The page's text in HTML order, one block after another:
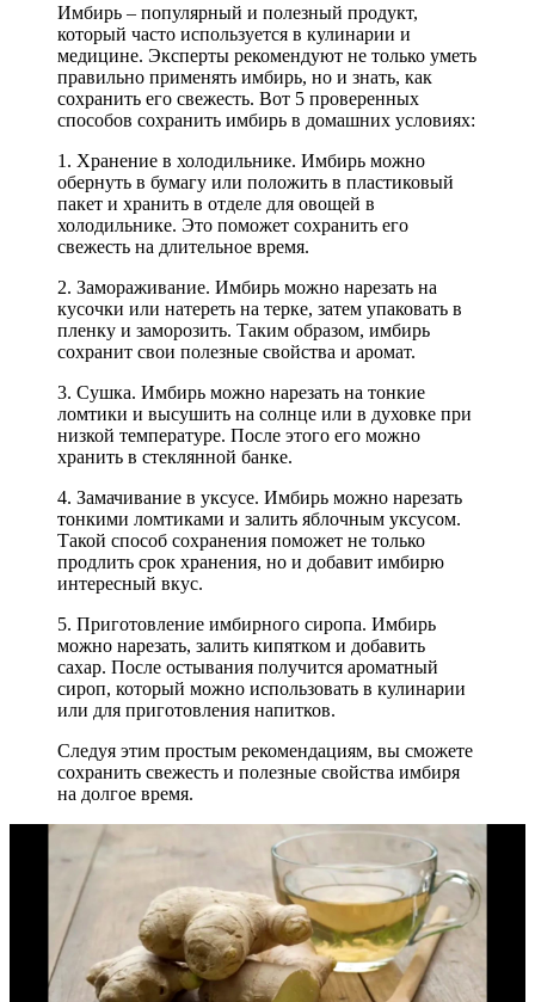
Имбирь – популярный и полезный продукт,
который часто используется в кулинарии и
медицине. Эксперты рекомендуют не только уметь
правильно применять имбирь, но и знать, как
сохранить его свежесть. Вот 5 проверенных
способов сохранить имбирь в домашних условиях:
1. Хранение в холодильнике. Имбирь можно
обернуть в бумагу или положить в пластиковый
пакет и хранить в отделе для овощей в
холодильнике. Это поможет сохранить его
свежесть на длительное время.
2. Замораживание. Имбирь можно нарезать на
кусочки или натереть на терке, затем упаковать в
пленку и заморозить. Таким образом, имбирь
сохранит свои полезные свойства и аромат.
3. Сушка. Имбирь можно нарезать на тонкие
ломтики и высушить на солнце или в духовке при
низкой температуре. После этого его можно
хранить в стеклянной банке.
4. Замачивание в уксусе. Имбирь можно нарезать
тонкими ломтиками и залить яблочным уксусом.
Такой способ сохранения поможет не только
продлить срок хранения, но и добавит имбирю
интересный вкус.
5. Приготовление имбирного сиропа. Имбирь
можно нарезать, залить кипятком и добавить
сахар. После остывания получится ароматный
сироп, который можно использовать в кулинарии
или для приготовления напитков.
Следуя этим простым рекомендациям, вы сможете
сохранить свежесть и полезные свойства имбиря
на долгое время.